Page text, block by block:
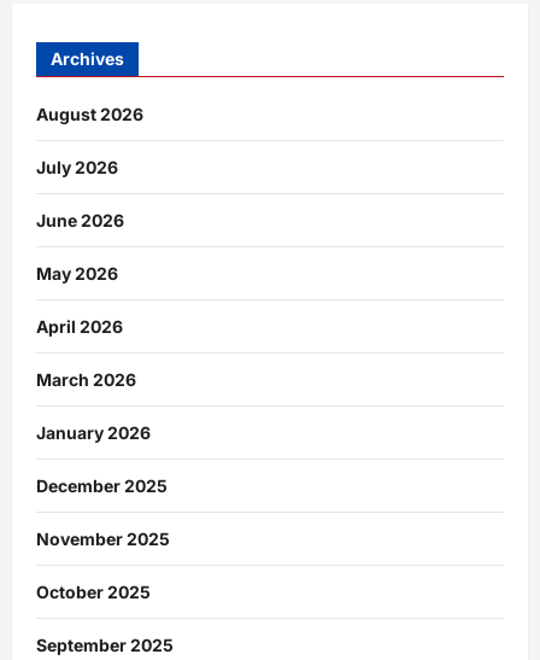
Archives
August 2026
July 2026
June 2026
May 2026
April 2026
March 2026
January 2026
December 2025
November 2025
October 2025
September 2025